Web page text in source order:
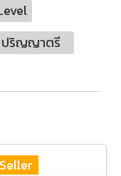
ปริญญาตรี